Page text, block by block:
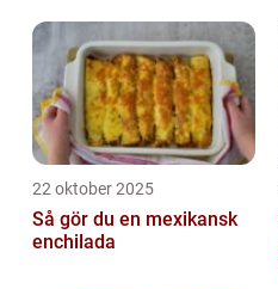
22 oktober 2025
Så gör du en mexikansk
enchilada